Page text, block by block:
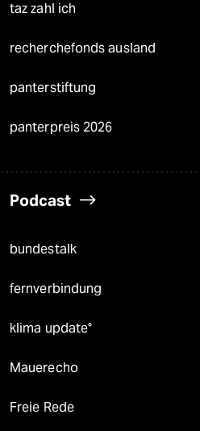
taz zahl ich
recherchefonds ausland
panterstiftung
panterpreis 2026
Podcast
bundestalk
fernverbindung
klima update°
Mauerecho
Freie Rede